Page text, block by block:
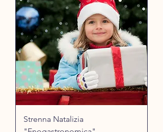
Strenna Natalizia